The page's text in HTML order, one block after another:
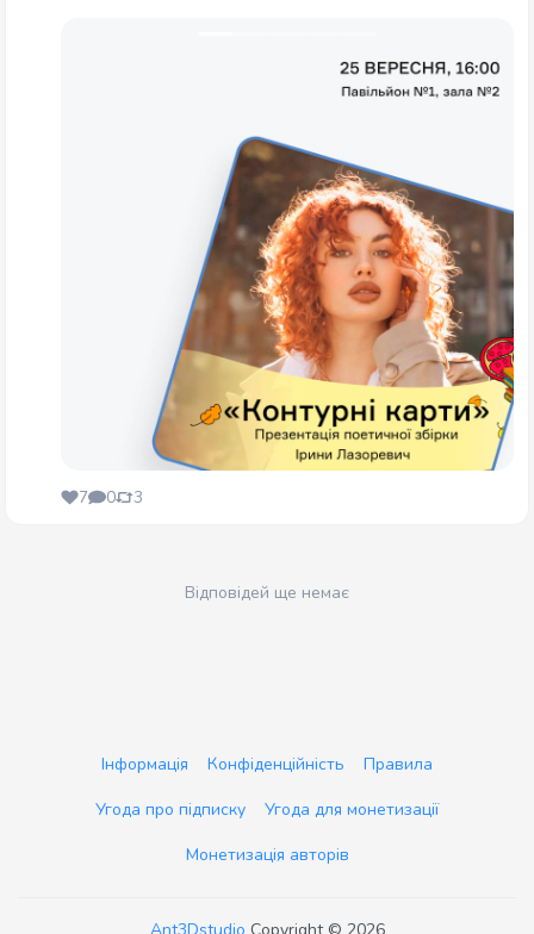
7 0 3
Відповідей ще немає
Інформація Конфіденційність
Правила
Угода про підписку
Угода для монетизації
Монетизація авторів